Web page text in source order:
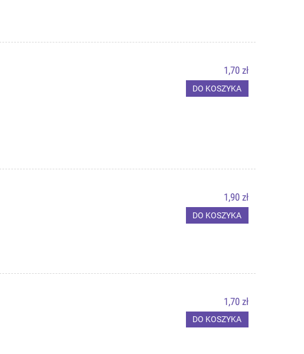
1,70 zł
DO KOSZYKA
1,90 zł
DO KOSZYKA
1,70 zł
DO KOSZYKA